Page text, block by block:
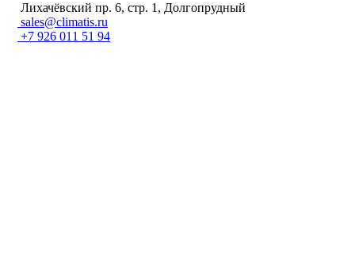
Лихачёвский пр. 6, стр. 1, Долгопрудный
sales@climatis.ru
+7 926 011 51 94